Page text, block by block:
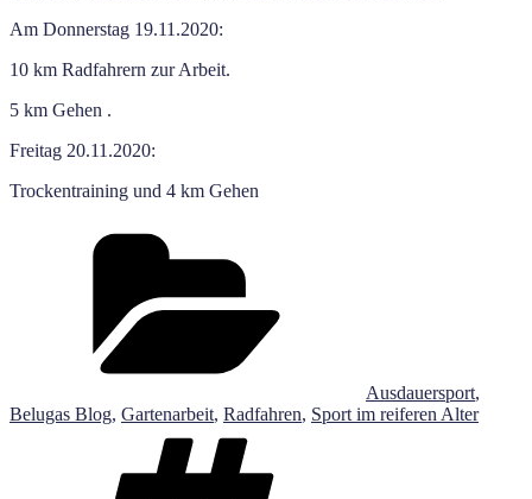
Am Donnerstag 19.11.2020:
10 km Radfahrern zur Arbeit.
5 km Gehen .
Freitag 20.11.2020:
Trockentraining und 4 km Gehen
Ausdauersport,
Belugas Blog, Gartenarbeit, Radfahren, Sport im reiferen Alter